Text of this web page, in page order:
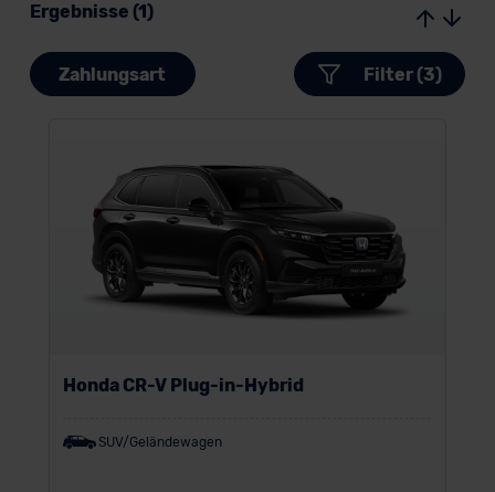
Ergebnisse (1)
Zahlungsart Filter (3)
Honda CR-V Plug-in-Hybrid
SUV/Geländewagen